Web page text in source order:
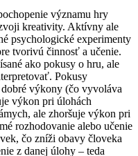
významu hry
kreativity. Aktívny ale
psychologické experimenty
tvorivú činnosť a učenie.
ako pokusy o hru, ale
Pokusy
výkony (čo vyvoláva
výkon pri úlohách
ale zhoršuje výkon pri
rozhodovanie alebo učenie
čo zníži obavy človeka
z danej úlohy – teda